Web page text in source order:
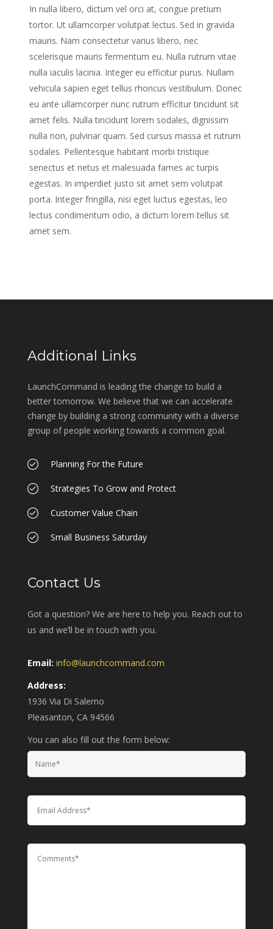
In nulla libero, dictum vel orci at, congue pretium
tortor. Ut ullamcorper volutpat lectus. Sed in gravida
mauris. Nam consectetur varius libero, nec
scelerisque mauris fermentum eu. Nulla rutrum vitae
nulla iaculis lacinia. Integer eu efficitur purus. Nullam
vehicula sapien eget tellus rhoncus vestibulum. Donec
eu ante ullamcorper nunc rutrum efficitur tincidunt sit
amet felis. Nulla tincidunt lorem sodales, dignissim
nulla non, pulvinar quam. Sed cursus massa et rutrum
sodales. Pellentesque habitant morbi tristique
senectus et netus et malesuada fames ac turpis
egestas. In imperdiet justo sit amet sem volutpat
porta. Integer fringilla, nisi eget luctus egestas, leo
lectus condimentum odio, a dictum lorem tellus sit
amet sem.
Additional Links
LaunchCommand is leading the change to build a
better tomorrow. We believe that we can accelerate
change by building a strong community with a diverse
group of people working towards a common goal.
Planning For the Future
Strategies To Grow and Protect
Customer Value Chain
Small Business Saturday
Contact Us
Got a question? We are here to help you. Reach out to
us and we’ll be in touch with you.
Email: info@launchcommand.com
Address:
1936 Via Di Salerno
Pleasanton, CA 94566
You can also fill out the form below: